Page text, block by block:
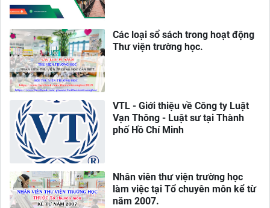
Các loại sổ sách trong hoạt động
Thư viện trường học.
VTL - Giới thiệu về Công ty Luật
Vạn Thông - Luật sư tại Thành
phố Hồ Chí Minh
Nhân viên thư viện trường học
làm việc tại Tổ chuyên môn kể từ
năm 2007.